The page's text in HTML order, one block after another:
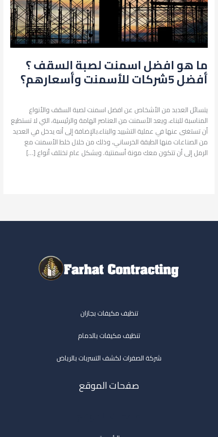
ما هو افضل اسمنت لصبة السقف ؟
أفضل 5شركات للأسمنت وأسعارهم؟
يتسائل العدبد من الأشخاص عن افضل اسمنت لصبة السقف والأنواع
المناسبة للبناء، ويعد الأسمنت من العناصر الهامة والرئيسية، التي لا تستطيع
أن تستغنى عنها في عملية التشييد والبناء.بالإضافة إلى أنه يدخل في العديد
من الصناعات منها الطبقة الخرساني، وذلك من خلال خلط الأسمنت مع
الرمل إلى أن تتكون معك مونة أسمنتية. وبشكل عام تختلف أنواع […]
5شركات
للأسمنت
وأسعارهم؟
تنظيف مكيفات بجازان
تنظيف مكيفات بالدمام
شركة الصفرات لكشف التسربات بالرياض
صفحات الموقع